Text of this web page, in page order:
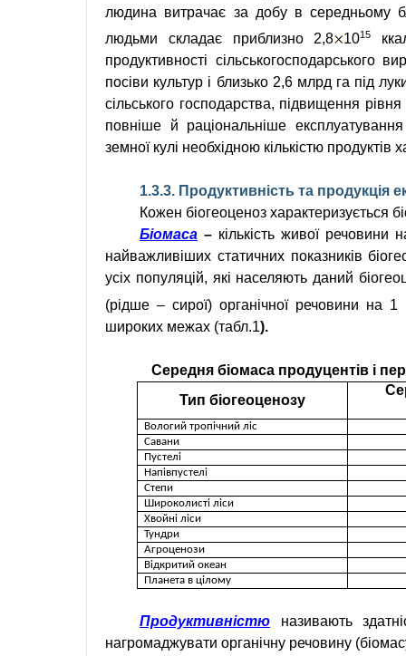
людина витрачає за добу в середньому
людьми складає приблизно 2,8
1015
продуктивності сільськогосподарського
посіви культур і близько 2,6 млрд га під
сільського господарства, підвищення
повніше й раціональніше
земної кулі необхідною кількістю продуктів
1.3.3. Продуктивність та продукція
Кожен біогеоценоз характеризується
Біомаса – кількість живої
найважливіших статичних показників
усіх популяцій, які населяють даний
(рідше – сирої) органічної речовини на 1
широких межах (табл.1).
Середня біомаса продуцентіві
Тип біогеоценозу
Вологий тропічний ліс
Савани
Пустелі
Напівпустелі
Степи
Широколисті ліси
Хвойні ліси
Тундри
Агроценози
Відкритийокеан
Планета в цілому
Продуктивністю
називають
нагромаджувати органічну речовину